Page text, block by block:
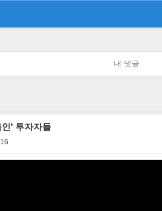
내 댓글
' 투자자들